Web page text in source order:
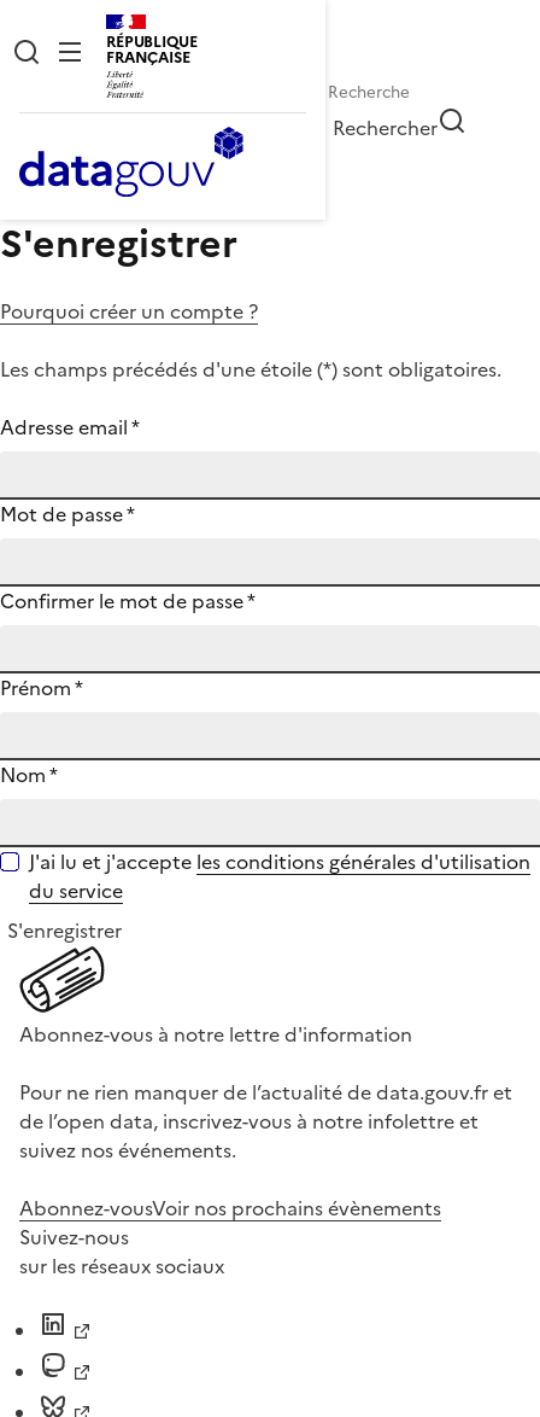
RÉPUBLIQUE
FRANÇAISE
Rechercher
S'enregistrer
Pourquoi créer un compte ?
Les champs précédés d'une étoile (*) sont obligatoires.
Adresse email*
Mot de passe*
Confirmer le mot de passe*
Prénom*
Nom*
J'ai lu et j'accepte les conditions générales d'utilisation
du service
S'enregistrer
Abonnez-vous à notre lettre d'information
Pour ne rien manquer de l’actualité de data.gouv.fr et
de l’open data, inscrivez-vous à notre infolettre et
suivez nos événements.
Abonnez-vousVoir nos prochains évènements
Suivez-nous
sur les réseaux sociaux